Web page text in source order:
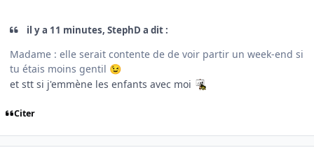
il y a 11 minutes, StephD a dit :
Madame : elle serait contente de de voir partir un week-end si
tu étais moins gentil 😉
et stt si j'emmène les enfants avec moi
Citer